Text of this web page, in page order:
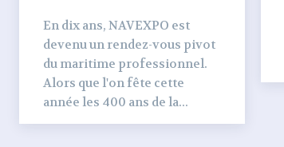
En dix ans, NAVEXPO est
devenu un rendez-vous pivot
du maritime professionnel.
Alors que l'on fête cette
année les 400 ans de la...